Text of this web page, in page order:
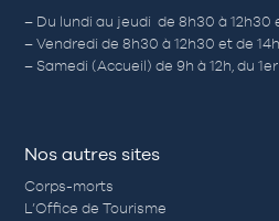
– Du lundi au jeudi de 8h30 à 12h30
– Vendredi de 8h30 à 12h30 et de
– Samedi (Accueil) de 9h à 12h, du
Nos autres sites
Corps-morts
L’Office de Tourisme